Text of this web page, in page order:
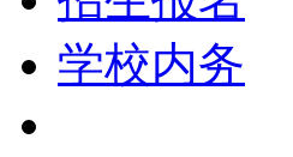
学校内务